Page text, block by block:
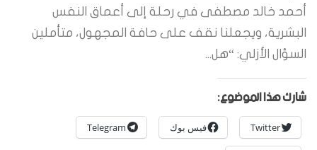
أحمد خالد مصطفى في رحلة إلى أعماق النفس
البشرية، ويجعلنا نقف على حافة المجهول، متأملين
السؤال الأزلي: “هل...
شارك هذا الموضوع:
Twitter فيس بوك Telegram